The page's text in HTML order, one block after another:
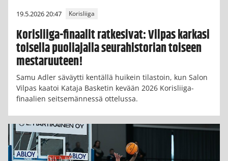
19.5.2026 20:47 Korisliiga
Korisliiga-finaalit ratkesivat: Vilpas karkasi
toisella puoliajalla seurahistorian toiseen
mestaruuteen!
Samu Adler säväytti kentällä huikein tilastoin, kun Salon
Vilpas kaatoi Kataja Basketin kevään 2026 Korisliiga-
finaalien seitsemännessä ottelussa.